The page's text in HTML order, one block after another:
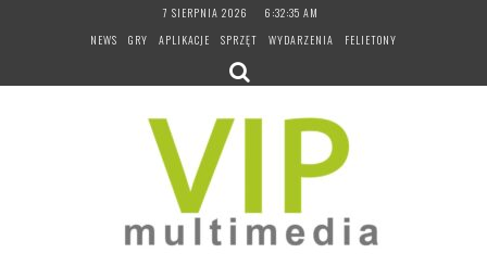
7 SIERPNIA 2026
6:32:36 AM
NEWS
GRY APLIKACJE SPRZĘT WYDARZENIA FELIETONY